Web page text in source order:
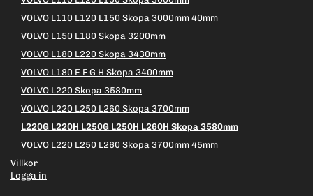
VOLVO L110 L120 L150 Skopa 3000mm 40mm
VOLVO L150 L180 Skopa 3200mm
VOLVO L180 L220 Skopa 3430mm
VOLVO L180 E F G H Skopa 3400mm
VOLVO L220 Skopa 3580mm
VOLVO L220 L250 L260 Skopa 3700mm
L220G L220H L250G L250H L260H Skopa 3580mm
VOLVO L220 L250 L260 Skopa 3700mm 45mm
Villkor
Logga in